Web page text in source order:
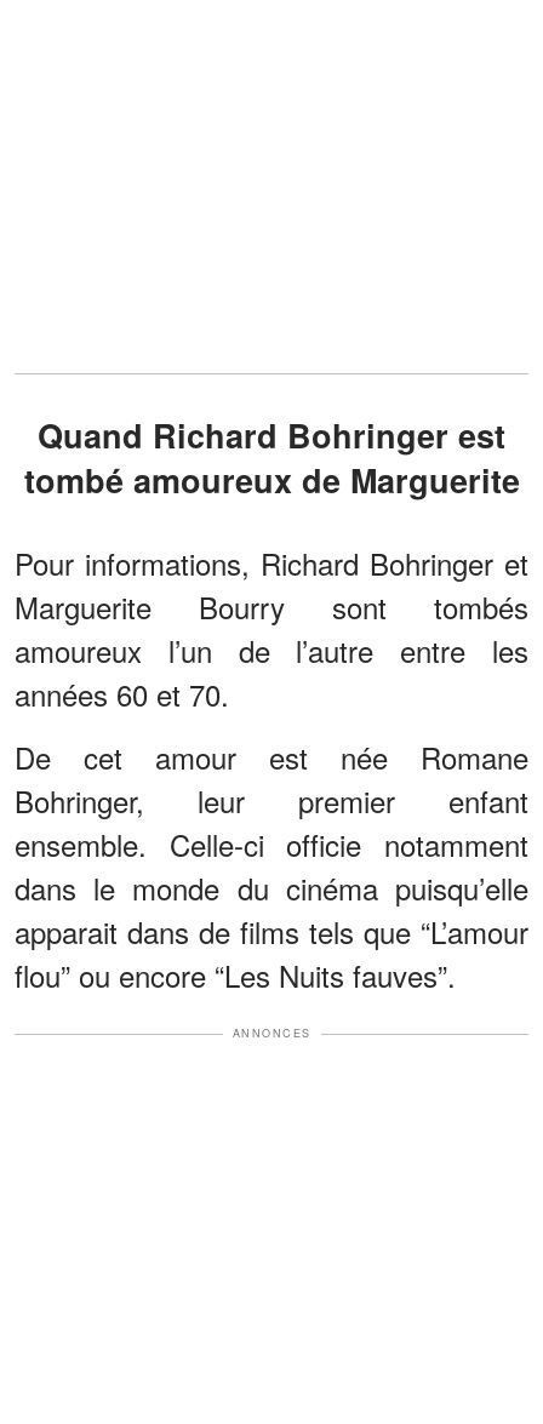
Quand Richard Bohringer est
tombé amoureux de Marguerite
Pour informations, Richard Bohringer et
Marguerite Bourry sont tombés
amoureux l’un de l’autre entre les
années 60 et 70.
De cet amour est née Romane
Bohringer, leur premier enfant
ensemble. Celle-ci officie notamment
dans le monde du cinéma puisqu’elle
apparait dans de films tels que “L’amour
flou” ou encore “Les Nuits fauves”.
ANNONCES